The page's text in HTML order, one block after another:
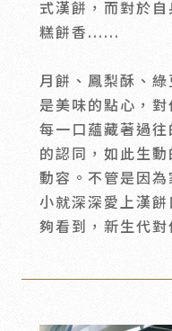
式漢餅，而對於
糕餅香......
月餅、鳳梨酥、
是美味的點心，
每一口蘊藏著過
的認同，如此生
動容。不管是因
小就深深愛上漢
夠看到，新生代